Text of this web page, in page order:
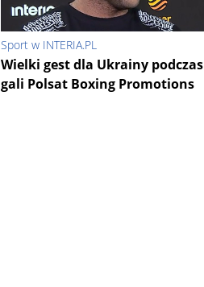
Sport w INTERIA.PL
Wielki gest dla Ukrainy podczas
gali Polsat Boxing Promotions